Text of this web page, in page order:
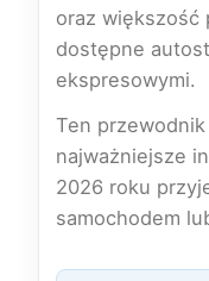
oraz większość
dostępne
ekspresowymi.
Ten
najważniejsze
2026 roku
samochodem